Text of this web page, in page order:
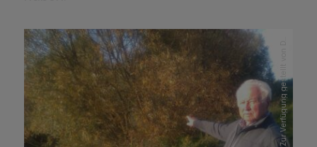
Z
u
r
V
e
r
f
ü
g
u
n
g
g
e
s
t
e
l
l
t
v
o
n
D
r.
M
ü
n
c
h
-
H
e
u
b
n
e
r